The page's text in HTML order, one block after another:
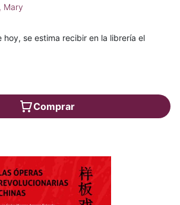
Mary
hoy, se estima recibir en la librería el
Comprar